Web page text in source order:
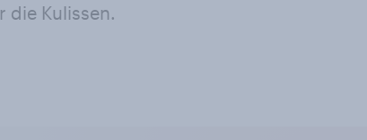
die Kulissen.